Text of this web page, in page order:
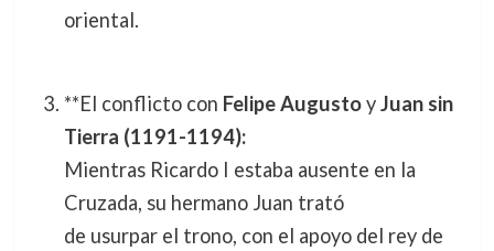
oriental.
**El conflicto con Felipe AugustoyJuan sin
Tierra (1191-1194):
Mientras Ricardo I estaba ausente en la
Cruzada, su hermano Juan trató
de usurpar el trono, con el apoyo del rey de